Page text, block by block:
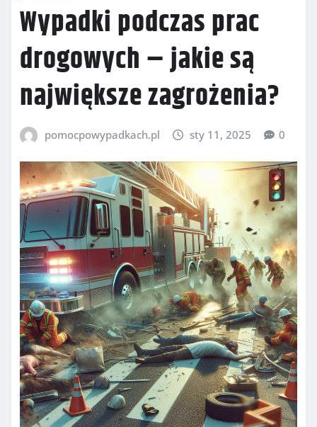
Wypadki podczas prac
drogowych – jakie są
największe zagrożenia?
pomocpowypadkach.pl sty 11, 2025 0